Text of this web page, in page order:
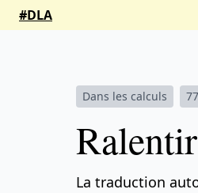
#DLA
Dans les calculs
La traduction